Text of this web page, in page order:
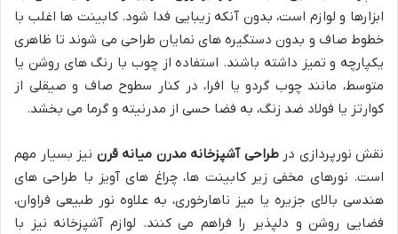
ابزارها و لوازم است، بدون آنکه زیبایی فدا شود. کابینت ها اغلب با
خطوط صاف و بدون دستگیره های نمایان طراحی می شوند تا ظاهری
یکپارچه و تمیز داشته باشند. استفاده از چوب با رنگ های روشن یا
متوسط، مانند چوب گردو یا افرا، در کنار سطوح صاف و صیقلی از
کوارتز یا فولاد ضد زنگ، به فضا حسی از مدرنیته و گرما می بخشد.
نقش نورپردازی درطراحی آشپزخانه مدرن میانه قرن نیز بسیار مهم
است. نورهای مخفی زیر کابینت ها، چراغ های آویز با طراحی های
هندسی بالای جزیره یا میز ناهارخوری، به علاوه نور طبیعی فراوان،
فضایی روشن و دلپذیر را فراهم می کنند. لوازم آشپزخانه نیز با